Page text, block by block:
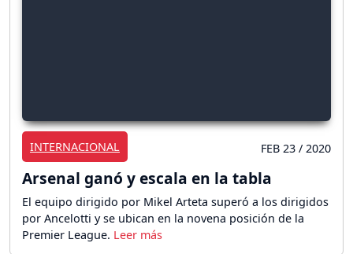
INTERNACIONAL FEB 23 / 2020
Arsenal ganó y escala en la tabla
El equipo dirigido por Mikel Arteta superó a los dirigidos
por Ancelotti y se ubican en la novena posición de la
Premier League.